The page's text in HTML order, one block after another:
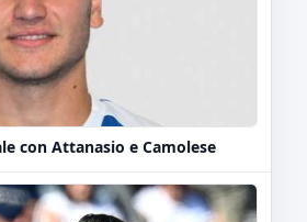
con Attanasio e Camolese